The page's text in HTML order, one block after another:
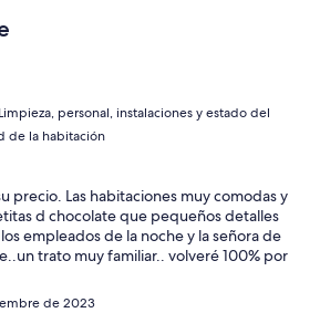
personal, instalaciones y estado del
de la habitación
precio. Las habitaciones muy comodas y
d chocolate que pequeños detalles
empleados de la noche y la señora de
trato muy familiar.. volveré 100% por
de 2023